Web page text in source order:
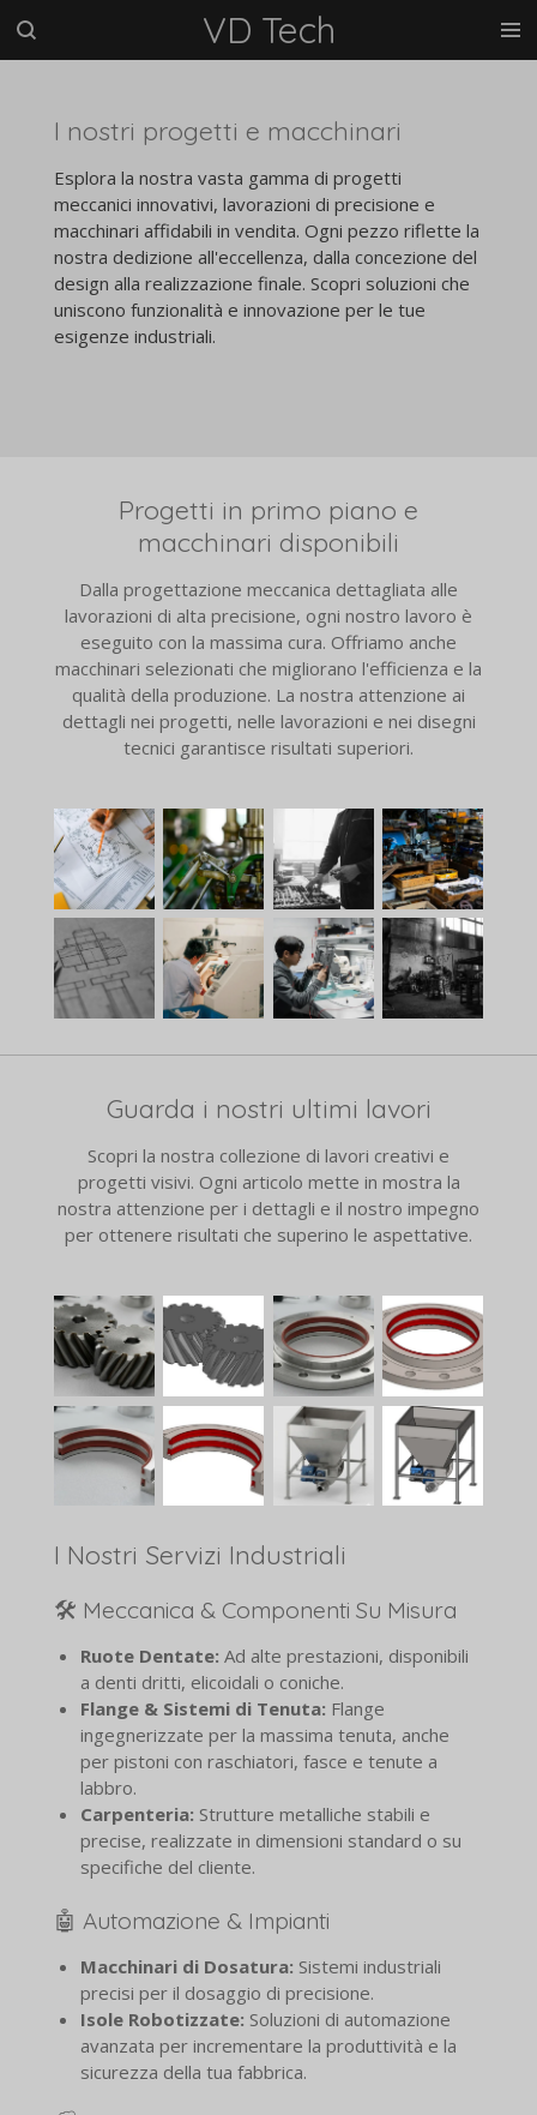
Vai
VD Tech
I nostri progetti e macchinari
Esplora la nostra vasta gamma di progetti
meccanici innovativi, lavorazioni di precisione e
macchinari affidabili in vendita. Ogni pezzo riflette la
nostra dedizione all'eccellenza, dalla concezione del
design alla realizzazione finale. Scopri soluzioni che
uniscono funzionalità e innovazione per le tue
esigenze industriali.
Progetti in primo piano e
macchinari disponibili
Dalla progettazione meccanica dettagliata alle
lavorazioni di alta precisione, ogni nostro lavoro è
eseguito con la massima cura. Offriamo anche
macchinari selezionati che migliorano l'efficienza e la
qualità della produzione. La nostra attenzione ai
dettagli nei progetti, nelle lavorazioni e nei disegni
tecnici garantisce risultati superiori.
Guarda i nostri ultimi lavori
Scopri la nostra collezione di lavori creativi e
progetti visivi. Ogni articolo mette in mostra la
nostra attenzione per i dettagli e il nostro impegno
per ottenere risultati che superino le aspettative.
I Nostri Servizi Industriali
🛠️ Meccanica & Componenti Su Misura
Ruote Dentate: Ad alte prestazioni, disponibili
a denti dritti, elicoidali o coniche.
Flange & Sistemi di Tenuta: Flange
ingegnerizzate per la massima tenuta, anche
per pistoni con raschiatori, fasce e tenute a
labbro.
Carpenteria: Strutture metalliche stabili e
precise, realizzate in dimensioni standard o su
specifiche del cliente.
🤖 Automazione & Impianti
Macchinari di Dosatura: Sistemi industriali
precisi per il dosaggio di precisione.
Isole Robotizzate: Soluzioni di automazione
avanzata per incrementare la produttività e la
sicurezza della tua fabbrica.